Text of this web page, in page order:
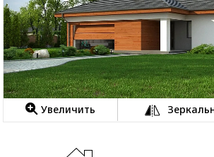
Увеличить